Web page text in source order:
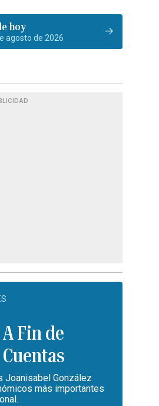
hoy
agosto de 2026
A Fin de
Cuentas
Joanisabel González
más importantes